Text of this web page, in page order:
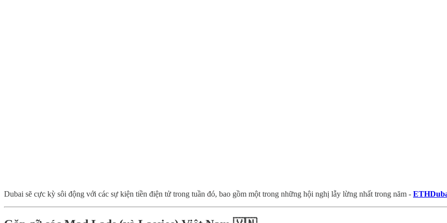
Dubai sẽ cực kỳ sôi động với các sự kiện tiền điện tử trong tuần đó, bao gồm một trong những hội nghị lẫy lừng nhất trong năm -